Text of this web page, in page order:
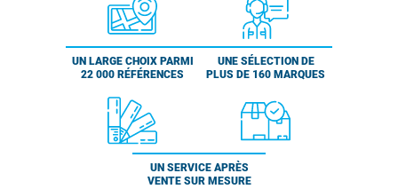
UN LARGE CHOIX PARMI
22 000 RÉFÉRENCES
UNE SÉLECTION DE
PLUS DE 160 MARQUES
UN SERVICE APRÈS
VENTE SUR MESURE